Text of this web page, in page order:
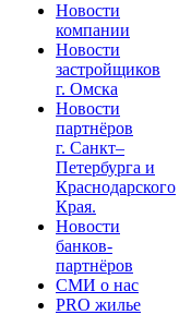
Новости
компании
Новости
застройщиков
г. Омска
Новости
партнёров
г. Санкт–
Петербурга и
Краснодарского
Края.
Новости
банков-
партнёров
СМИ о нас
PRO жилье